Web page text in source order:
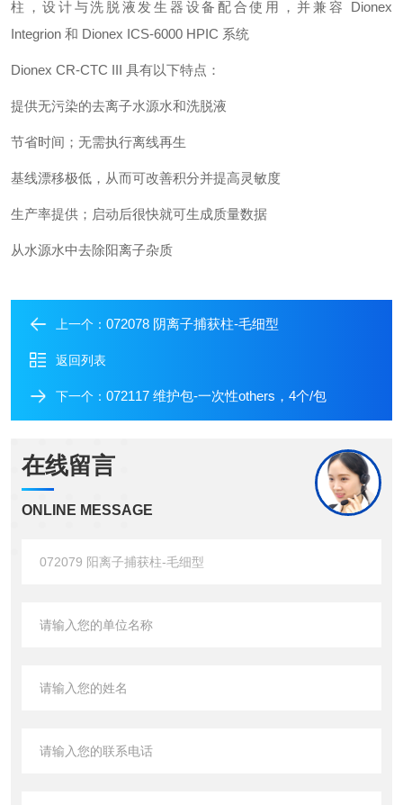
柱，设计与洗脱液发生器设备配合使用，并兼容 Dionex
Integrion 和 Dionex ICS-6000 HPIC 系统
Dionex CR-CTC III 具有以下特点：
提供无污染的去离子水源水和洗脱液
节省时间；无需执行离线再生
基线漂移极低，从而可改善积分并提高灵敏度
生产率提供；启动后很快就可生成质量数据
从水源水中去除阳离子杂质
上一个： 072078 阴离子捕获柱-毛细型
返回列表
下一个： 072117 维护包-一次性others，4个/包
在线留言
ONLINE MESSAGE